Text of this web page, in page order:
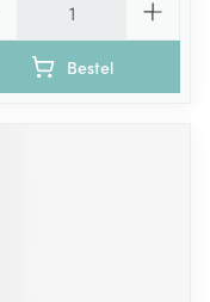
Bestel